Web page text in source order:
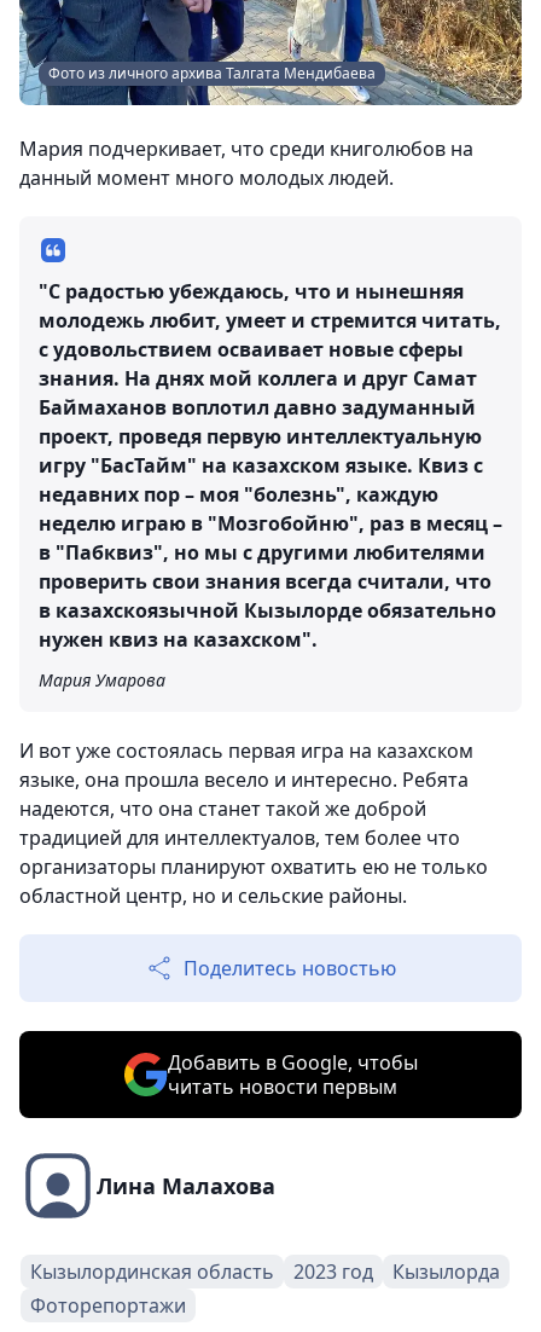
Фото из личного архива Талгата Мендибаева
Мария подчеркивает, что среди книголюбов на
данный момент много молодых людей.
"С радостью убеждаюсь, что и нынешняя
молодежь любит, умеет и стремится читать,
с удовольствием осваивает новые сферы
знания. На днях мой коллега и друг Самат
Баймаханов воплотил давно задуманный
проект, проведя первую интеллектуальную
игру "БасТайм" на казахском языке. Квиз с
недавних пор – моя "болезнь", каждую
неделю играю в "Мозгобойню", раз в месяц –
в "Пабквиз", но мы с другими любителями
проверить свои знания всегда считали, что
в казахскоязычной Кызылорде обязательно
нужен квиз на казахском".
Мария Умарова
И вот уже состоялась первая игра на казахском
языке, она прошла весело и интересно. Ребята
надеются, что она станет такой же доброй
традицией для интеллектуалов, тем более что
организаторы планируют охватить ею не только
областной центр, но и сельские районы.
Поделитесь новостью
Добавить в Google, чтобы
читать новости первым
Лина Малахова
Кызылординская область 2023 год
Кызылорда
Фоторепортажи